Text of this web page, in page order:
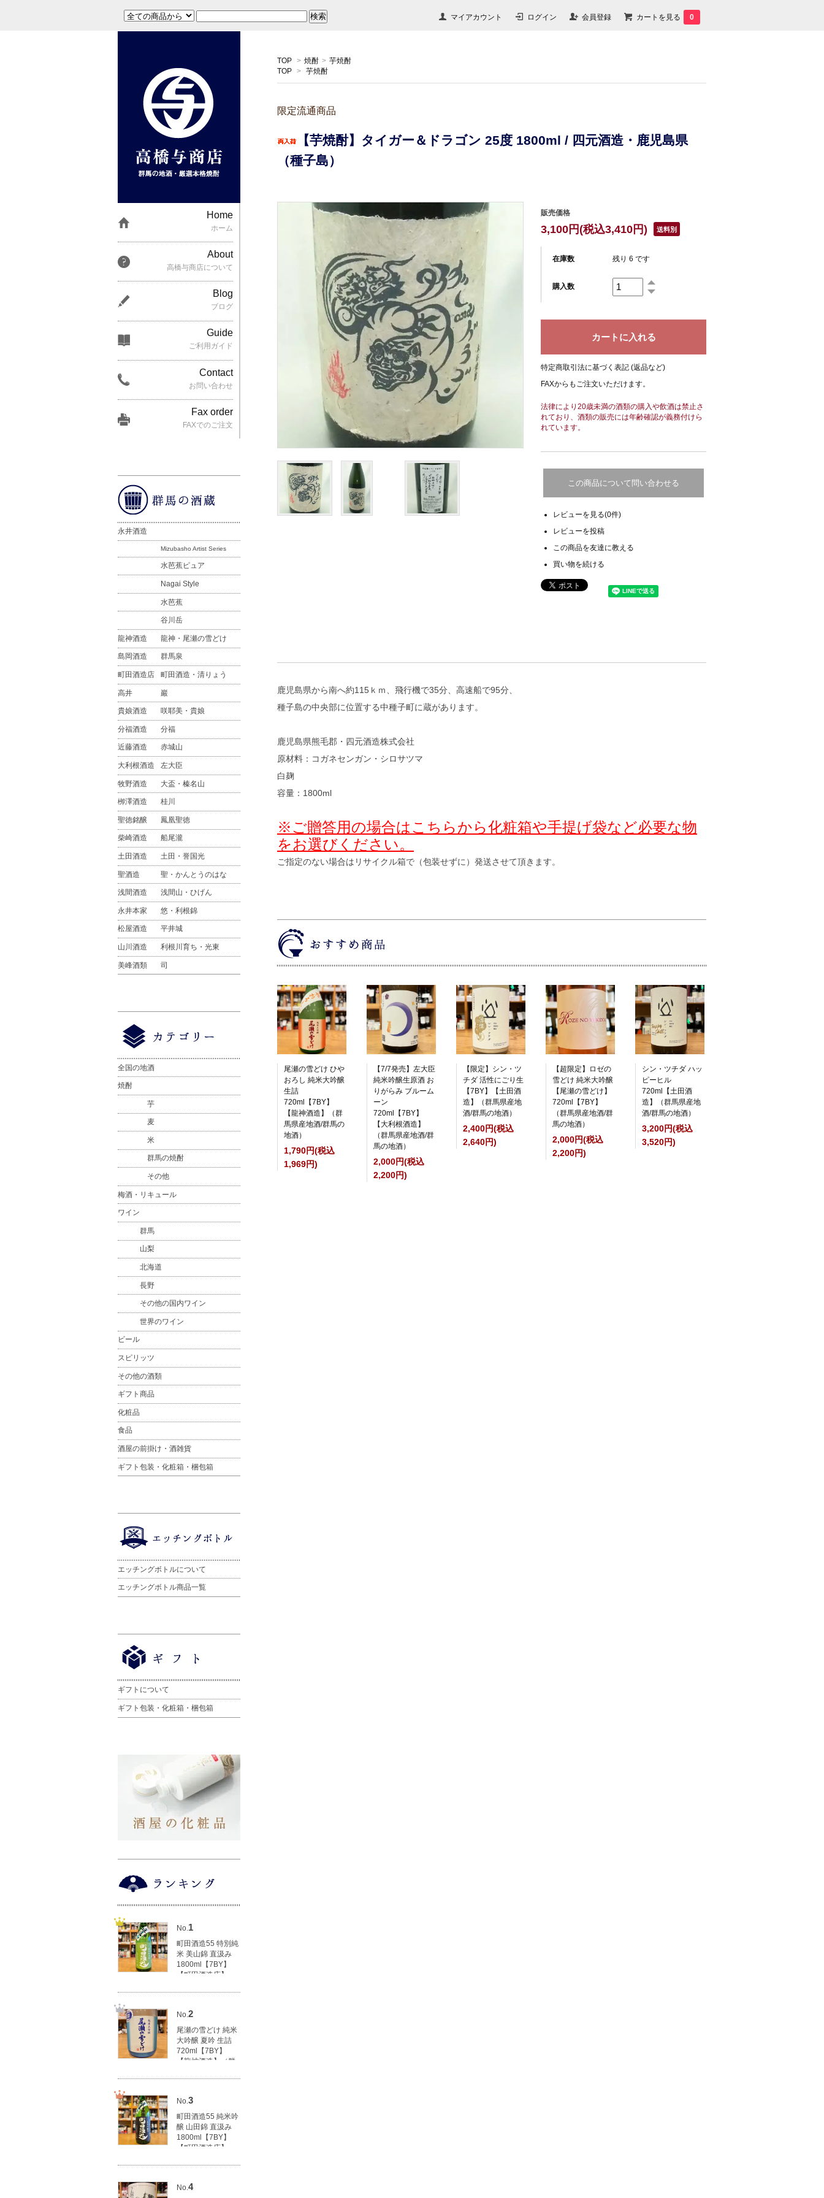
マイアカウント ログイン 会員登録 カートを見る 0
TOP > 焼酎 > 芋焼酎
TOP > 芋焼酎
限定流通商品
【芋焼酎】タイガー＆ドラゴン 25度 1800ml / 四元酒造・鹿児島県
（種子島）
販売価格
3,100円(税込3,410円) 送料別
在庫数 残り 6 です
購入数
特定商取引法に基づく表記 (返品など)
FAXからもご注文いただけます。
法律により20歳未満の酒類の購入や飲酒は禁止さ
れており、酒類の販売には年齢確認が義務付けら
れています。
この商品について問い合わせる
レビューを見る(0件)
レビューを投稿
この商品を友達に教える
買い物を続ける
鹿児島県から南へ約115ｋｍ、飛行機で35分、高速船で95分、
種子島の中央部に位置する中種子町に蔵があります。
鹿児島県熊毛郡・四元酒造株式会社
原材料：コガネセンガン・シロサツマ
白麹
容量：1800ml
※ご贈答用の場合はこちらから化粧箱や手提げ袋など必要な物
をお選びください。
ご指定のない場合はリサイクル箱で（包装せずに）発送させて頂きます。
尾瀬の雪どけ ひや
おろし 純米大吟醸
生詰
720ml【7BY】
【龍神酒造】（群
馬県産地酒/群馬の
地酒）
1,790円(税込
1,969円)
【7/7発売】左大臣
純米吟醸生原酒 お
りがらみ ブルーム
ーン
720ml【7BY】
【大利根酒造】
（群馬県産地酒/群
馬の地酒）
2,000円(税込
2,200円)
【限定】シン・ツ
チダ 活性にごり生
【7BY】【土田酒
造】（群馬県産地
酒/群馬の地酒）
2,400円(税込
2,640円)
【超限定】ロゼの
雪どけ 純米大吟醸
【尾瀬の雪どけ】
720ml【7BY】
（群馬県産地酒/群
馬の地酒）
2,000円(税込
2,200円)
シン・ツチダ ハッ
ピーヒル
720ml【土田酒
造】（群馬県産地
酒/群馬の地酒）
3,200円(税込
3,520円)
Home
ホーム
About
高橋与商店について
Blog
ブログ
Guide
ご利用ガイド
Contact
お問い合わせ
Fax order
FAXでのご注文
永井酒造
Mizubasho Artist Series
水芭蕉ピュア
Nagai Style
水芭蕉
谷川岳
龍神酒造 龍神・尾瀬の雪どけ
島岡酒造 群馬泉
町田酒造店 町田酒造・清りょう
高井 巖
貴娘酒造 咲耶美・貴娘
分福酒造 分福
近藤酒造 赤城山
大利根酒造 左大臣
牧野酒造 大盃・榛名山
栁澤酒造 桂川
聖徳銘醸 鳳凰聖徳
柴崎酒造 船尾瀧
土田酒造 土田・誉国光
聖酒造 聖・かんとうのはな
浅間酒造 浅間山・ひげん
永井本家 悠・利根錦
松屋酒造 平井城
山川酒造 利根川育ち・光東
美峰酒類 司
全国の地酒
焼酎
芋
麦
米
群馬の焼酎
その他
梅酒・リキュール
ワイン
群馬
山梨
北海道
長野
その他の国内ワイン
世界のワイン
ビール
スピリッツ
その他の酒類
ギフト商品
化粧品
食品
酒屋の前掛け・酒雑貨
ギフト包装・化粧箱・梱包箱
エッチングボトルについて
エッチングボトル商品一覧
ギフトについて
ギフト包装・化粧箱・梱包箱
No.1
町田酒造55 特別純
米 美山錦 直汲み
1800ml【7BY】
【町田酒造店】
円)
No.2
尾瀬の雪どけ 純米
大吟醸 夏吟 生詰
720ml【7BY】
【龍神酒造】（群
円)
No.3
町田酒造55 純米吟
醸 山田錦 直汲み
1800ml【7BY】
【町田酒造店】
円)
No.4